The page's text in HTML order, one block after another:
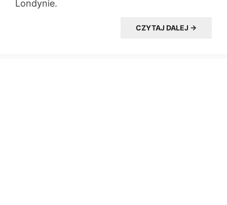
Londynie.
CZYTAJ DALEJ →